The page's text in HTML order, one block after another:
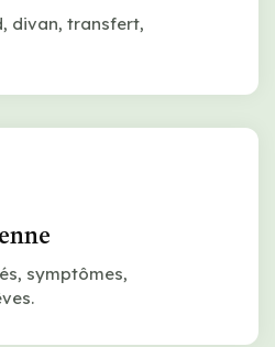
divan, transfert,
symptômes,